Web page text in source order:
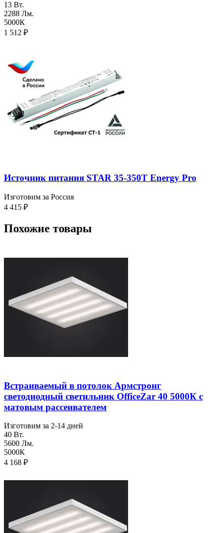
13 Вт.
2288 Лм.
5000К
1 512 ₽
Источник питания STAR 35-350T Energy Pro
Изготовим за Россия
4 415 ₽
Похожие товары
Встраиваемый в потолок Армстронг
светодиодный светильник OfficeZar 40 5000К с
матовым рассеивателем
Изготовим за 2-14 дней
40 Вт.
5600 Лм.
5000К
4 168 ₽